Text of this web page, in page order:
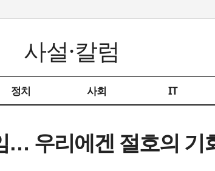
사설·칼럼
정치 사회 IT
… 우리에겐 절호의 기